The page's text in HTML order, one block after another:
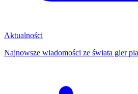
Aktualności
Najnowsze wiadomości ze świata gier